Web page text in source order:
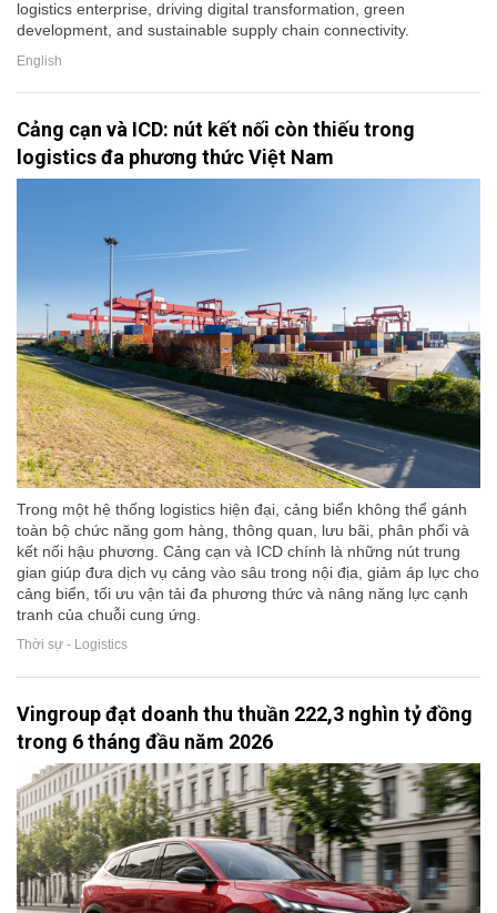
logistics enterprise, driving digital transformation, green
development, and sustainable supply chain connectivity.
English
Cảng cạn và ICD: nút kết nối còn thiếu trong
logistics đa phương thức Việt Nam
Trong một hệ thống logistics hiện đại, cảng biển không thể gánh
toàn bộ chức năng gom hàng, thông quan, lưu bãi, phân phối và
kết nối hậu phương. Cảng cạn và ICD chính là những nút trung
gian giúp đưa dịch vụ cảng vào sâu trong nội địa, giảm áp lực cho
cảng biển, tối ưu vận tải đa phương thức và nâng năng lực cạnh
tranh của chuỗi cung ứng.
Thời sự - Logistics
Vingroup đạt doanh thu thuần 222,3 nghìn tỷ đồng
trong 6 tháng đầu năm 2026